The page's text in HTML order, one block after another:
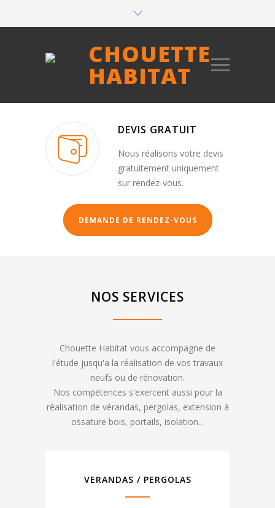
CHOUETTE
HABITAT
DEVIS GRATUIT
Nous réalisons votre devis
gratuitement uniquement
sur rendez-vous.
DEMANDE DE RENDEZ-VOUS
NOS SERVICES
Chouette Habitat vous accompagne de
l'étude jusqu'a la réalisation de vos travaux
neufs ou de rénovation.
Nos compétences s'exercent aussi pour la
réalisation de vérandas, pergolas, extension à
ossature bois, portails, isolation...
VERANDAS / PERGOLAS